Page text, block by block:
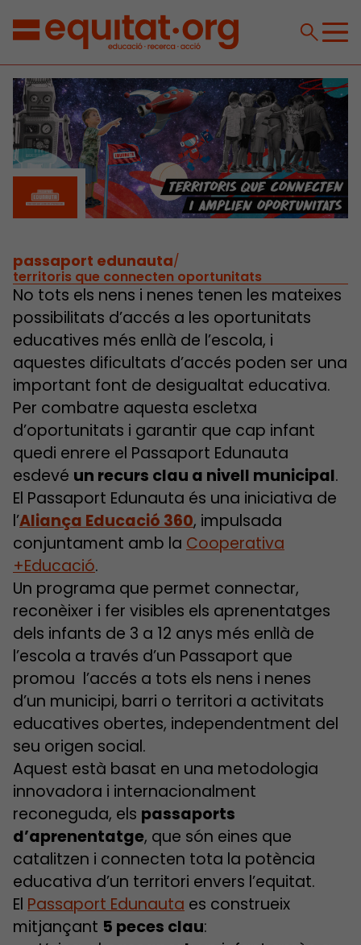
passaport edunauta/
territoris que connecten oportunitats
No tots els nens i nenes tenen les mateixes
possibilitats d’accés a les oportunitats
educatives més enllà de l’escola, i
aquestes dificultats d’accés poden ser una
important font de desigualtat educativa.
Per combatre aquesta escletxa
d’oportunitats i garantir que cap infant
quedi enrere el Passaport Edunauta
esdevé un recurs clau a nivell municipal.
El Passaport Edunauta és una iniciativa de
l’Aliança Educació 360, impulsada
conjuntament amb la Cooperativa
+Educació.
Un programa que permet connectar,
reconèixer i fer visibles els aprenentatges
dels infants de 3 a 12 anys més enllà de
l’escola a través d’un Passaport que
promou l’accés a tots els nens i nenes
d’un municipi, barri o territori a activitats
educatives obertes, independentment del
seu origen social.
Aquest està basat en una metodologia
innovadora i internacionalment
reconeguda, els passaports
d’aprenentatge, que són eines que
catalitzen i connecten tota la potència
educativa d’un territori envers l’equitat.
El Passaport Edunauta es construeix
mitjançant 5 peces clau: